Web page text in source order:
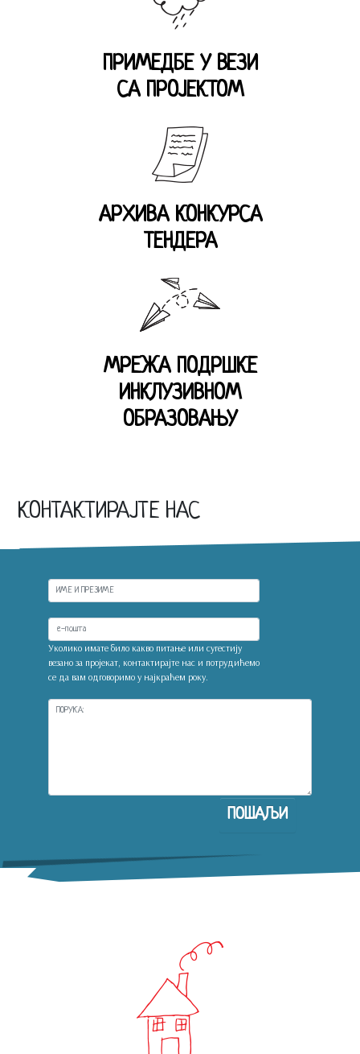
ПРИМЕДБЕ У ВЕЗИ
СА ПРОЈЕКТОМ
АРХИВА КОНКУРСА
ТЕНДЕРА
МРЕЖА ПОДРШКЕ
ИНКЛУЗИВНОМ
ОБРАЗОВАЊУ
КОНТАКТИРАЈТЕ НАС
Уколико имате било какво питање или сугестију
везано за пројекат, контактирајте нас и потрудићемо
се да вам одговоримо у најкраћем року.